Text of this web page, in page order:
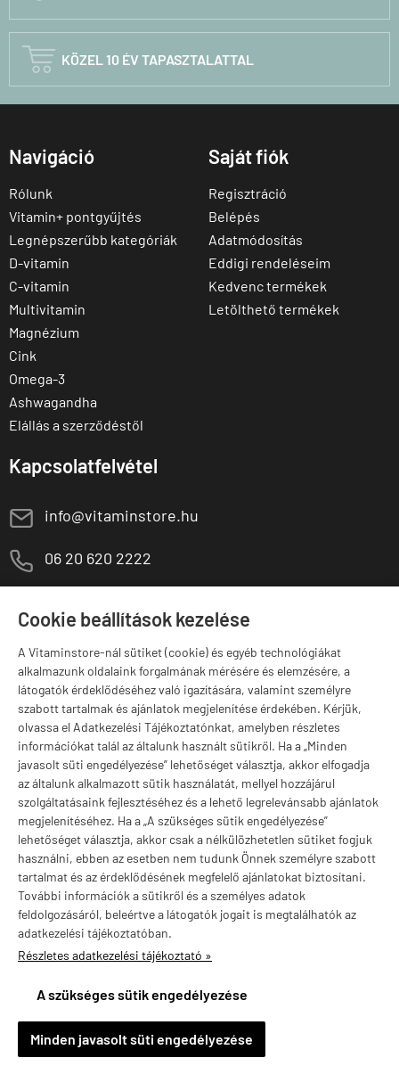
Cookie beállítások kezelése
A Vitaminstore-nál sütiket (cookie) és egyéb technológiákat
alkalmazunk oldalaink forgalmának mérésére és elemzésére, a
látogatók érdeklődéséhez való igazítására, valamint személyre
szabott tartalmak és ajánlatok megjelenítése érdekében. Kérjük,
olvassa el Adatkezelési Tájékoztatónkat, amelyben részletes
információkat talál az általunk használt sütikről. Ha a „Minden
javasolt süti engedélyezése” lehetőséget választja, akkor elfogadja
az általunk alkalmazott sütik használatát, mellyel hozzájárul
szolgáltatásaink fejlesztéséhez és a lehető legrelevánsabb ajánlatok
megjelenítéséhez. Ha a „A szükséges sütik engedélyezése”
lehetőséget választja, akkor csak a nélkülözhetetlen sütiket fogjuk
használni, ebben az esetben nem tudunk Önnek személyre szabott
tartalmat és az érdeklődésének megfelelő ajánlatokat biztosítani.
További információk a sütikről és a személyes adatok
feldolgozásáról, beleértve a látogatók jogait is megtalálhatók az
adatkezelési tájékoztatóban.
Részletes adatkezelési tájékoztató »
A szükséges sütik engedélyezése
Minden javasolt süti engedélyezése
 KÖZEL 10 ÉV TAPASZTALATTAL
Navigáció
Rólunk
Vitamin+ pontgyűjtés
Legnépszerűbb kategóriák
D-vitamin
C-vitamin
Multivitamin
Magnézium
Cink
Omega-3
Ashwagandha
Elállás a szerződéstől
Saját fiók
Regisztráció
Belépés
Adatmódosítás
Eddigi rendeléseim
Kedvenc termékek
Letölthető termékek
Kapcsolatfelvétel
E info@vitaminstore.hu
M 06 20 620 2222
Szugló u. 83-85.
Márkák
Valuta választás
vitaminstore.hu -Vitaminstore / Gymstore Hungary
Vörös szil kéreg por 1500 mg, Now Slippery Elm Powder, 113 g
Részletek »